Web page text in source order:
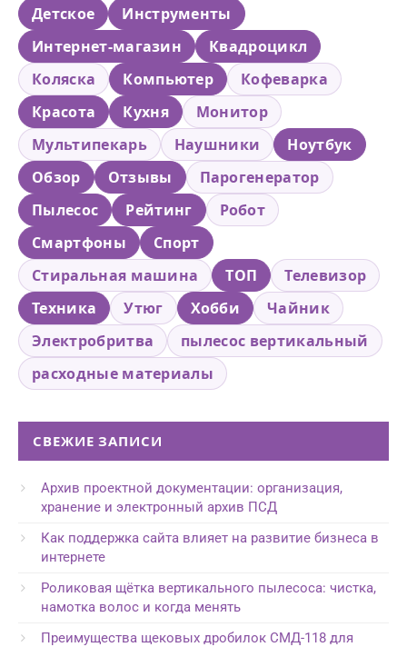
Детское
Инструменты
Интернет-магазин
Квадроцикл
Коляска
Компьютер
Кофеварка
Красота
Кухня
Монитор
Мультипекарь
Наушники
Ноутбук
Обзор
Отзывы
Парогенератор
Пылесос
Рейтинг
Робот
Смартфоны
Спорт
Стиральная машина
ТОП
Телевизор
Техника
Утюг Хобби
Чайник
Электробритва
пылесос вертикальный
расходные материалы
СВЕЖИЕ ЗАПИСИ
Архив проектной документации: организация,
хранение и электронный архив ПСД
Как поддержка сайта влияет на развитие бизнеса в
интернете
Роликовая щётка вертикального пылесоса: чистка,
намотка волос и когда менять
Преимущества щековых дробилок СМД-118 для